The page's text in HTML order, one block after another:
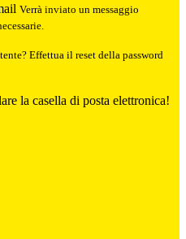
Verrà inviato un messaggio
Effettua il reset della password
la casella di posta elettronica!